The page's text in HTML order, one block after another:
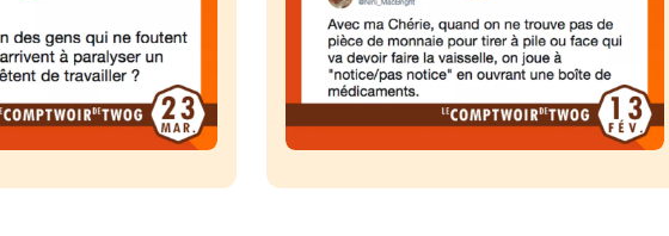
JE M'INSCRIS
PARTI M'INSCRIRE
ME CONNECTER